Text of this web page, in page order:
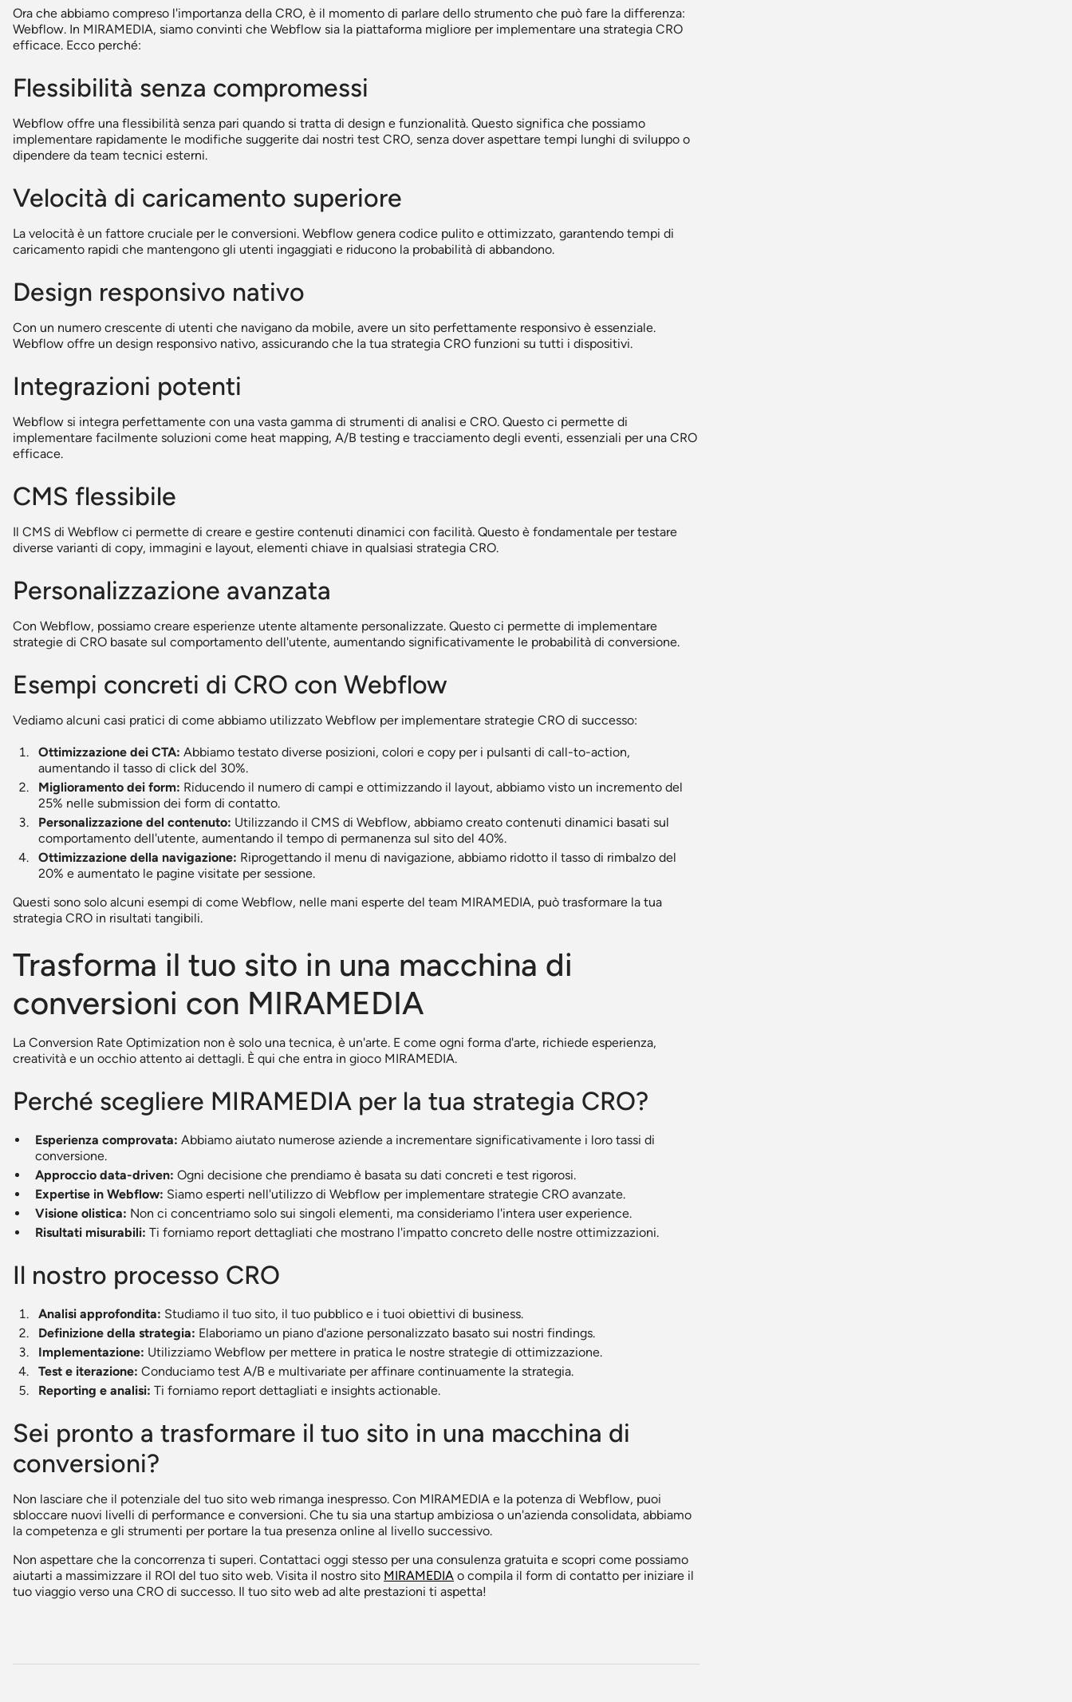
Ora che abbiamo compreso l'importanza della CRO, è il momento di parlare dello strumento che può fare la differenza:
Webflow. In MIRAMEDIA, siamo convinti che Webflow sia la piattaforma migliore per implementare una strategia CRO
efficace. Ecco perché:
Flessibilità senza compromessi
Webflow offre una flessibilità senza pari quando si tratta di design e funzionalità. Questo significa che possiamo
implementare rapidamente le modifiche suggerite dai nostri test CRO, senza dover aspettare tempi lunghi di sviluppo o
dipendere da team tecnici esterni.
Velocità di caricamento superiore
La velocità è un fattore cruciale per le conversioni. Webflow genera codice pulito e ottimizzato, garantendo tempi di
caricamento rapidi che mantengono gli utenti ingaggiati e riducono la probabilità di abbandono.
Design responsivo nativo
Con un numero crescente di utenti che navigano da mobile, avere un sito perfettamente responsivo è essenziale.
Webflow offre un design responsivo nativo, assicurando che la tua strategia CRO funzioni su tutti i dispositivi.
Integrazioni potenti
Webflow si integra perfettamente con una vasta gamma di strumenti di analisi e CRO. Questo ci permette di
implementare facilmente soluzioni come heat mapping, A/B testing e tracciamento degli eventi, essenziali per una CRO
efficace.
CMS flessibile
Il CMS di Webflow ci permette di creare e gestire contenuti dinamici con facilità. Questo è fondamentale per testare
diverse varianti di copy, immagini e layout, elementi chiave in qualsiasi strategia CRO.
Personalizzazione avanzata
Con Webflow, possiamo creare esperienze utente altamente personalizzate. Questo ci permette di implementare
strategie di CRO basate sul comportamento dell'utente, aumentando significativamente le probabilità di conversione.
Esempi concreti di CRO con Webflow
Vediamo alcuni casi pratici di come abbiamo utilizzato Webflow per implementare strategie CRO di successo:
Ottimizzazione dei CTA: Abbiamo testato diverse posizioni, colori e copy per i pulsanti di call-to-action,
aumentando il tasso di click del 30%.
Miglioramento dei form: Riducendo il numero di campi e ottimizzando il layout, abbiamo visto un incremento del
25% nelle submission dei form di contatto.
Personalizzazione del contenuto: Utilizzando il CMS di Webflow, abbiamo creato contenuti dinamici basati sul
comportamento dell'utente, aumentando il tempo di permanenza sul sito del 40%.
Ottimizzazione della navigazione: Riprogettando il menu di navigazione, abbiamo ridotto il tasso di rimbalzo del
20% e aumentato le pagine visitate per sessione.
Questi sono solo alcuni esempi di come Webflow, nelle mani esperte del team MIRAMEDIA, può trasformare la tua
strategia CRO in risultati tangibili.
Trasforma il tuo sito in una macchina di
conversioni con MIRAMEDIA
La Conversion Rate Optimization non è solo una tecnica, è un'arte. E come ogni forma d'arte, richiede esperienza,
creatività e un occhio attento ai dettagli. È qui che entra in gioco MIRAMEDIA.
Perché scegliere MIRAMEDIA per la tua strategia CRO?
Esperienza comprovata: Abbiamo aiutato numerose aziende a incrementare significativamente i loro tassi di
conversione.
Approccio data-driven: Ogni decisione che prendiamo è basata su dati concreti e test rigorosi.
Expertise in Webflow: Siamo esperti nell'utilizzo di Webflow per implementare strategie CRO avanzate.
Visione olistica: Non ci concentriamo solo sui singoli elementi, ma consideriamo l'intera user experience.
Risultati misurabili: Ti forniamo report dettagliati che mostrano l'impatto concreto delle nostre ottimizzazioni.
Il nostro processo CRO
Analisi approfondita: Studiamo il tuo sito, il tuo pubblico e i tuoi obiettivi di business.
Definizione della strategia: Elaboriamo un piano d'azione personalizzato basato sui nostri findings.
Implementazione: Utilizziamo Webflow per mettere in pratica le nostre strategie di ottimizzazione.
Test e iterazione: Conduciamo test A/B e multivariate per affinare continuamente la strategia.
Reporting e analisi: Ti forniamo report dettagliati e insights actionable.
Sei pronto a trasformare il tuo sito in una macchina di
conversioni?
Non lasciare che il potenziale del tuo sito web rimanga inespresso. Con MIRAMEDIA e la potenza di Webflow, puoi
sbloccare nuovi livelli di performance e conversioni. Che tu sia una startup ambiziosa o un'azienda consolidata, abbiamo
la competenza e gli strumenti per portare la tua presenza online al livello successivo.
Non aspettare che la concorrenza ti superi. Contattaci oggi stesso per una consulenza gratuita e scopri come possiamo
aiutarti a massimizzare il ROI del tuo sito web. Visita il nostro sito MIRAMEDIA o compila il form di contatto per iniziare il
tuo viaggio verso una CRO di successo. Il tuo sito web ad alte prestazioni ti aspetta!